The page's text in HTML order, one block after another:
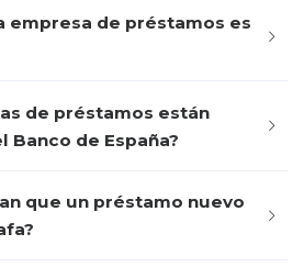
empresa de préstamos es
de préstamos están
Banco de España?
que un préstamo nuevo